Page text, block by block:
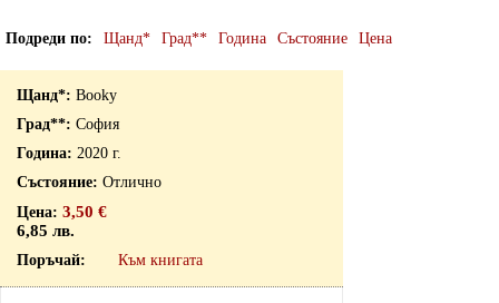
Подреди по Щанд* Град** Година Състояние Цена
Booky
София
2020 г.
Отлично
3,50 €
6,85 лв.
Към книгата